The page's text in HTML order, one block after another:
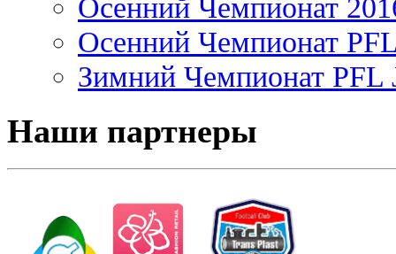
Осенний Чемпионат
Осенний Чемпионат
Зимний Чемпионат PFL
Наши партнеры